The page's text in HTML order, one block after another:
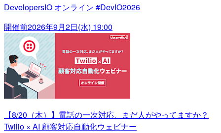
DevelopersIO オンライン #DevIO2026
開催前2026年9月2日(水) 19:00
【8/20（木）】電話の一次対応、まだ人がやってますか？
Twilio × AI 顧客対応自動化ウェビナー